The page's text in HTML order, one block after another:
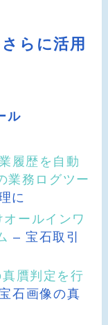
らに活用
ル
履歴を自動
業務ログツー
に
ールインワ
– 宝石取引
贋判定を行
石画像の真